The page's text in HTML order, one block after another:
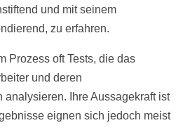
und mit seinem
zu erfahren.
Prozess oft Tests, die das
und deren
analysieren. Ihre Aussagekraft ist
eignen sich jedoch meist